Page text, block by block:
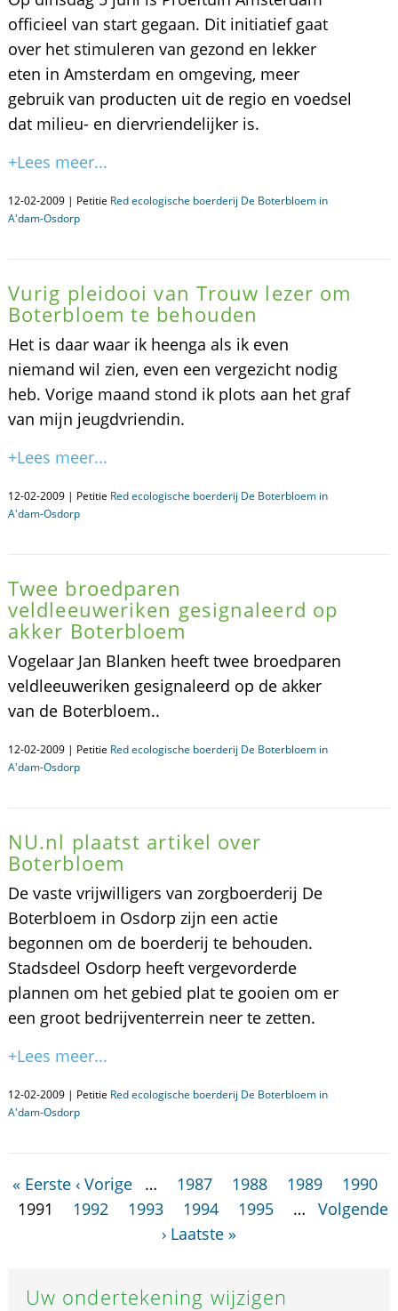
officieel van start gegaan. Dit initiatief gaat
over het stimuleren van gezond en lekker
eten in Amsterdam en omgeving, meer
gebruik van producten uit de regio en voedsel
dat milieu- en diervriendelijker is.
+Lees meer...
12-02-2009 | Petitie Red ecologische boerderij De Boterbloem in
A'dam-Osdorp
Vurig pleidooi van Trouw lezer om
Boterbloem te behouden
Het is daar waar ik heenga als ik even
niemand wil zien, even een vergezicht nodig
heb. Vorige maand stond ik plots aan het graf
van mijn jeugdvriendin.
+Lees meer...
12-02-2009 | Petitie Red ecologische boerderij De Boterbloem in
A'dam-Osdorp
Twee broedparen
veldleeuweriken gesignaleerd op
akker Boterbloem
Vogelaar Jan Blanken heeft twee broedparen
veldleeuweriken gesignaleerd op de akker
van de Boterbloem..
12-02-2009 | Petitie Red ecologische boerderij De Boterbloem in
A'dam-Osdorp
NU.nl plaatst artikel over
Boterbloem
De vaste vrijwilligers van zorgboerderij De
Boterbloem in Osdorp zijn een actie
begonnen om de boerderij te behouden.
Stadsdeel Osdorp heeft vergevorderde
plannen om het gebied plat te gooien om er
een groot bedrijventerrein neer te zetten.
+Lees meer...
12-02-2009 | Petitie Red ecologische boerderij De Boterbloem in
A'dam-Osdorp
« Eerste ‹ Vorige … 1987 1988 1989
1990
1991
1992 1993 1994 1995 …
Volgende
› Laatste »
Uw ondertekening wijzigen